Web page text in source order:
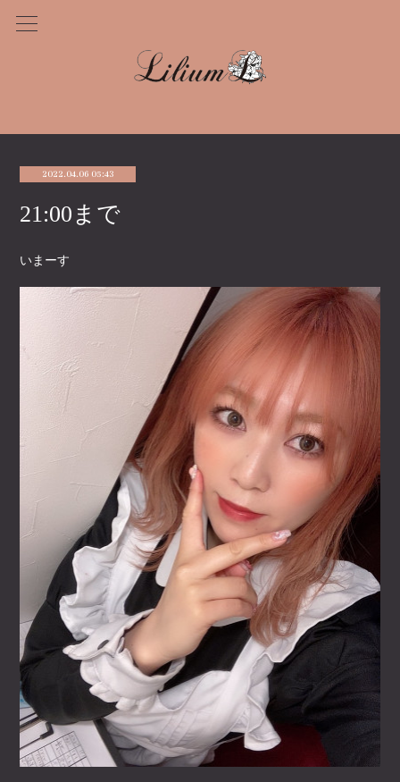
2022.04.06 05:43
21:00まで
いまーす